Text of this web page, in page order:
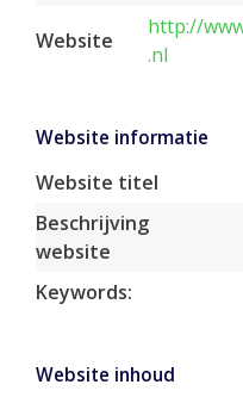
Website
http://
.nl
Website informatie
Website titel
Beschrijving
website
Keywords:
Website inhoud